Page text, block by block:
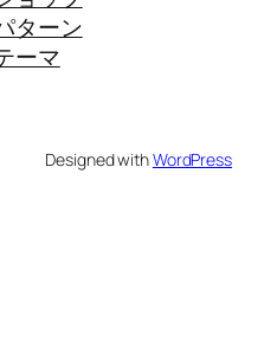
ターン
ーマ
Designed withWordPress